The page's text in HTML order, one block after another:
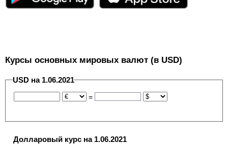
Курсы основных мировых валют (в USD)
USD на 1.06.2021
=
Долларовый курс на 1.06.2021